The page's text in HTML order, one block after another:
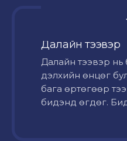
Далайн тээвэр
Далайн тээвэр нь
дэлхийн өнцөг
бага өртөгөөр
бидэнд өгдөг.